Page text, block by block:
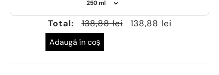
Total: 138,88 lei 138,88 lei
Adaugă în coș